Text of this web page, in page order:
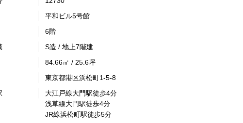
平和ビル5号館
6階
S造 / 地上7階建
84.66㎡ / 25.6坪
東京都港区浜松町1-5-8
大江戸線大門駅徒歩4分
浅草線大門駅徒歩4分
JR線浜松町駅徒歩5分